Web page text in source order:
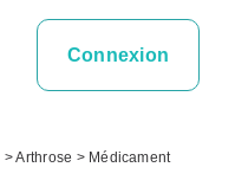
Connexion
>Arthrose > Médicament